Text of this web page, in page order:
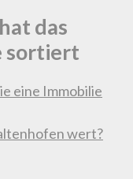
das
sortiert
eine Immobilie
wert?